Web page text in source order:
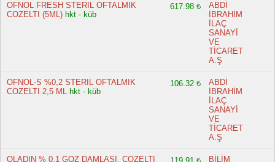
OFNOL FRESH STERIL OFTALMIK
COZELTI (5ML) hkt - küb
617.98 ₺
ABDİ
İBRAHİM
İLAÇ
SANAYİ
VE
TİCARET
A.Ş
OFNOL-S %0,2 STERIL OFTALMIK
COZELTI 2,5 ML hkt - küb
106.32 ₺
ABDİ
İBRAHİM
İLAÇ
SANAYİ
VE
TİCARET
A.Ş
OLADIN % 0,1 GOZ DAMLASI, COZELTI
BİLİM